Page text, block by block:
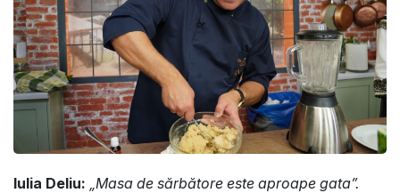
Iulia Deliu:
„Masa de sărbătore este aproape gata”.